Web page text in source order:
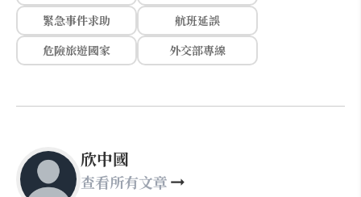
緊急事件求助
航班延誤
危險旅遊國家
外交部專線
欣中國
查看所有文章